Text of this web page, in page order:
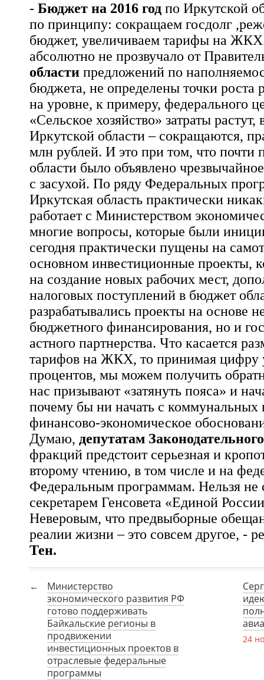
- Бюджет на 2016 год по Иркутской
по принципу: сокращаем госдолг
бюджет, увеличиваем тарифы на
абсолютно не прозвучало от
области предложений по
бюджета, не определены точки роста
на уровне, к примеру, федерального
«Сельское хозяйство» затраты
Иркутской области – сокращаются,
млн рублей. И это при том, что почти
области было объявлено
с засухой. По ряду Федеральных
Иркутская область практически
работает с Министерством
многие вопросы, которые были
сегодня практически пущены на
основном инвестиционные проекты,
на создание новых рабочих мест,
налоговых поступлений в бюджет
разрабатывались проекты на основе
бюджетного финансирования, но и
астного партнерства. Что касается
тарифов на ЖКХ, то принимая цифру
процентов, мы можем получить
нас призывают «затянуть пояса» и
почему бы ни начать с коммунальных
финансово-экономическое
Думаю, депутатам
фракций предстоит серьезная и
второму чтению, в том числе и на
Федеральным программам. Нельзя не
секретарем Генсовета «Единой
Неверовым, что предвыборные
реалии жизни – это совсем другое, -
Тен.
Министерство
экономического развития РФ
готово поддерживать
Байкальские регионы в
продвижении
инвестиционных проектов в
отраслевые федеральные
программы
24